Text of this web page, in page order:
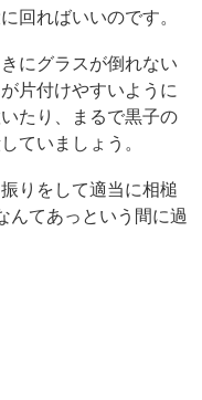
回ればいいのです。
にグラスが倒れない
片付けやすいように
たり、まるで黒子の
ていましょう。
りをして適当に相槌
んてあっという間に過